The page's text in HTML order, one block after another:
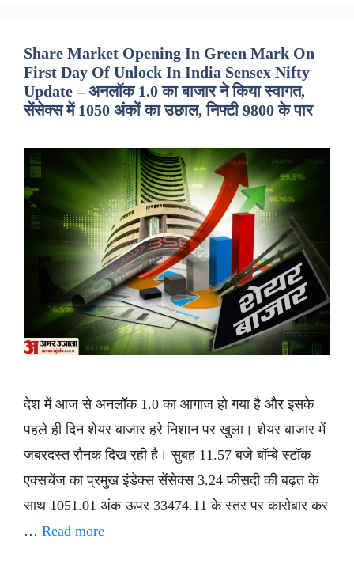
Share Market Opening In Green Mark On
First Day Of Unlock In India Sensex Nifty
Update – अनलॉक 1.0 का बाजार ने किया स्वागत,
सेंसेक्स में 1050 अंकों का उछाल, निफ्टी 9800 के पार
देश में आज से अनलॉक 1.0 का आगाज हो गया है और इसके
पहले ही दिन शेयर बाजार हरे निशान पर खुला। शेयर बाजार में
जबरदस्त रौनक दिख रही है। सुबह 11.57 बजे बॉम्बे स्टॉक
एक्सचेंज का प्रमुख इंडेक्स सेंसेक्स 3.24 फीसदी की बढ़त के
साथ 1051.01 अंक ऊपर 33474.11 के स्तर पर कारोबार कर
… Read more